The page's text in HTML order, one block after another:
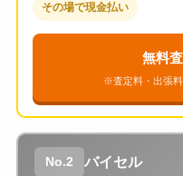
その場で現金払い
無料
※査定料・出張
No.2 バイセル